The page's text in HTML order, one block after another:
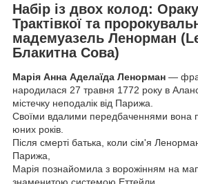
Набір із двох колод:
Трактівкої та
мадемуазель Ленорман
Блакитна Сова)
Марія Анна Аделаїда Ленорман —
народилася 27 травня 1772 року в
містечку неподалік від Парижа.
Своїми вдалими передбаченнями вона
юних років.
Після смерті батька, коли сім'я
Парижа,
Марія познайомила з ворожінням на